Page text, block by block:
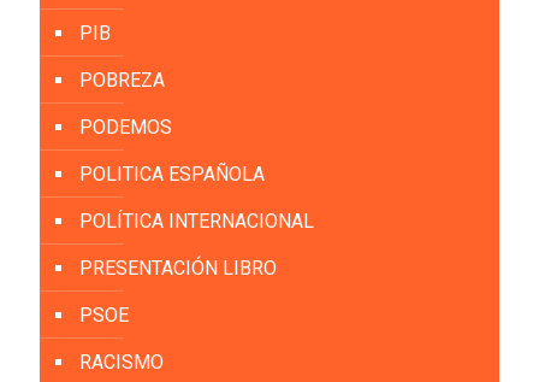
PIB
POBREZA
PODEMOS
POLITICA ESPAÑOLA
POLÍTICA INTERNACIONAL
PRESENTACIÓN LIBRO
PSOE
RACISMO